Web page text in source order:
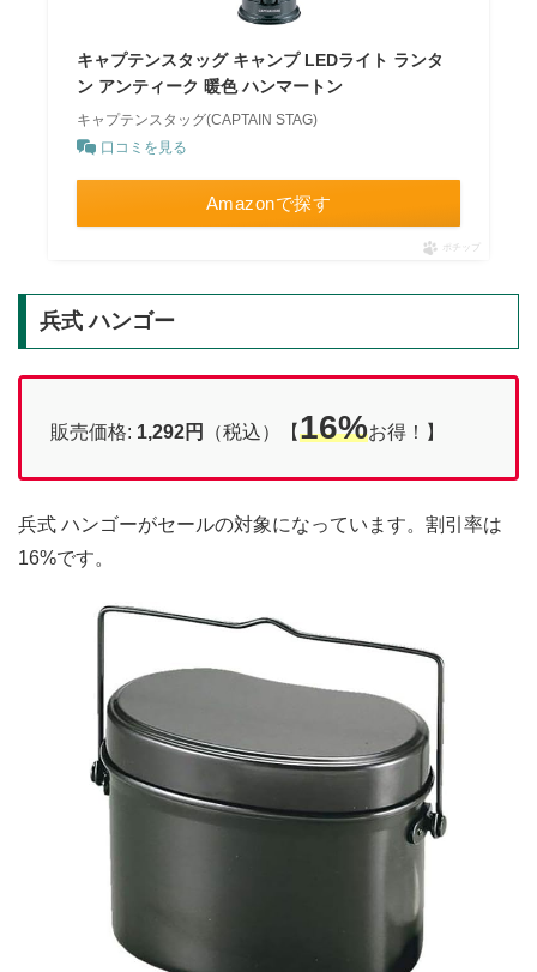
キャプテンスタッグ キャンプ LEDライト ランタ
ン アンティーク 暖色 ハンマートン
キャプテンスタッグ(CAPTAIN STAG)
口コミを見る
Amazonで探す
ポチップ
兵式 ハンゴー
販売価格: 1,292円 （税込）【16%お得！】
兵式 ハンゴーがセールの対象になっています。割引率は
16%です。